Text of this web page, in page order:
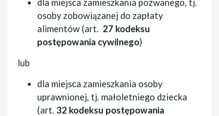
dla miejsca zamieszkania pozwanego, tj.
osoby zobowiązanej do zapłaty
alimentów (art. 27 kodeksu
postępowania cywilnego)
lub
dla miejsca zamieszkania osoby
uprawnionej, tj. małoletniego dziecka
(art. 32 kodeksu postępowania